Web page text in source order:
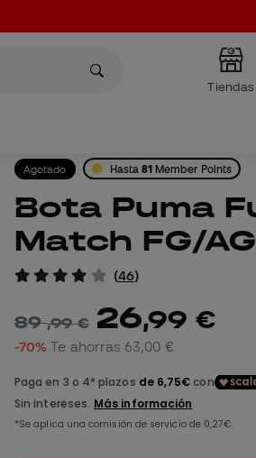
Tiendas
Agotado Hasta81 Member Points
Bota Puma Future 7
Match FG/AG
(46)
89,99 € 26,99 €
-70% Te ahorras63,00 €